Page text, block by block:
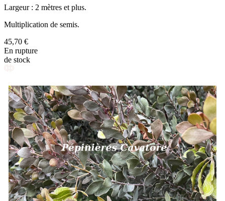
Largeur : 2 mètres et plus.
Multiplication de semis.
45,70 €
En rupture
de stock